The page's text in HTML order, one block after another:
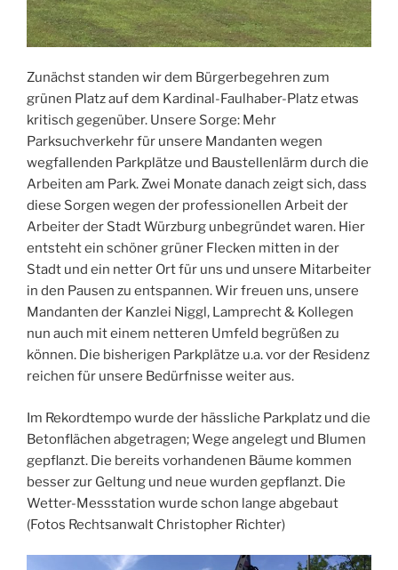
Zunächst standen wir dem Bürgerbegehren zum
grünen Platz auf dem Kardinal-Faulhaber-Platz etwas
kritisch gegenüber. Unsere Sorge: Mehr
Parksuchverkehr für unsere Mandanten wegen
wegfallenden Parkplätze und Baustellenlärm durch die
Arbeiten am Park. Zwei Monate danach zeigt sich, dass
diese Sorgen wegen der professionellen Arbeit der
Arbeiter der Stadt Würzburg unbegründet waren. Hier
entsteht ein schöner grüner Flecken mitten in der
Stadt und ein netter Ort für uns und unsere Mitarbeiter
in den Pausen zu entspannen. Wir freuen uns, unsere
Mandanten der Kanzlei Niggl, Lamprecht & Kollegen
nun auch mit einem netteren Umfeld begrüßen zu
können. Die bisherigen Parkplätze u.a. vor der Residenz
reichen für unsere Bedürfnisse weiter aus.
Im Rekordtempo wurde der hässliche Parkplatz und die
Betonflächen abgetragen; Wege angelegt und Blumen
gepflanzt. Die bereits vorhandenen Bäume kommen
besser zur Geltung und neue wurden gepflanzt. Die
Wetter-Messstation wurde schon lange abgebaut
(Fotos Rechtsanwalt Christopher Richter)